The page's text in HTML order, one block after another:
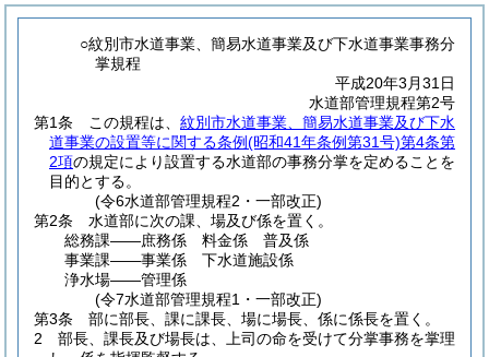
○紋別市水道事業、簡易水道事業及び下水道事業事務分
掌規程
平成20年3月31日
水道部管理規程第2号
第1条
この規程は、 紋別市水道事業、簡易水道事業及び下水
道事業の設置等に関する条例(昭和41年条例第31号)第4条第
2項の規定により設置する水道部の事務分掌を定めることを
目的とする。
(令6水道部管理規程2・一部改正)
第2条
水道部に次の課、場及び係を置く。
総務課――庶務係 料金係 普及係
事業課――事業係 下水道施設係
浄水場――管理係
(令7水道部管理規程1・一部改正)
第3条
部に部長、課に課長、場に場長、係に係長を置く。
2
部長、課長及び場長は、上司の命を受けて分掌事務を掌理